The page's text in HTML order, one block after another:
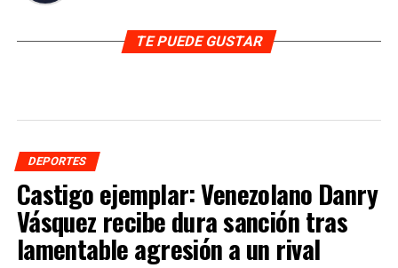
TE PUEDE GUSTAR
DEPORTES
Castigo ejemplar: Venezolano Danry
Vásquez recibe dura sanción tras
lamentable agresión a un rival